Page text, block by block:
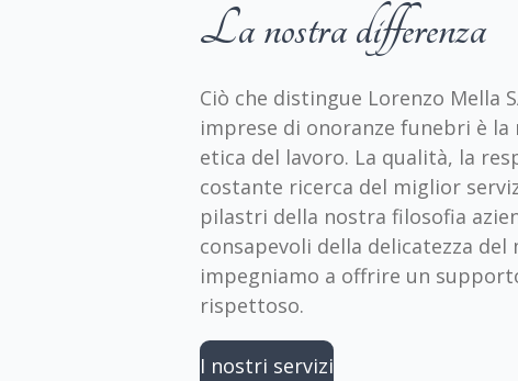
La nostra differenza
Ciò che distingue Lorenzo Mella
imprese di onoranze funebri è
etica del lavoro. La qualità, la
costante ricerca del miglior
pilastri della nostra filosofia
consapevoli della delicatezza del
impegniamo a offrire un
rispettoso.
I nostri servizi